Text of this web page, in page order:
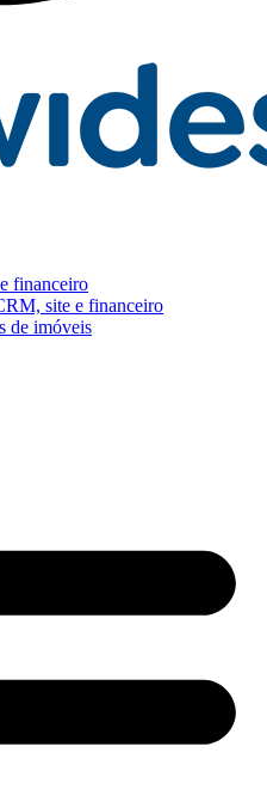
financeiro
site e financeiro
de imóveis